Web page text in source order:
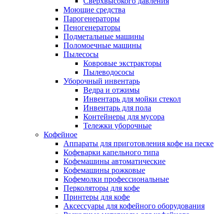
Моющие средства
Парогенераторы
Пеногенераторы
Подметальные машины
Поломоечные машины
Пылесосы
Ковровые экстракторы
Пылеводососы
Уборочный инвентарь
Ведра и отжимы
Инвентарь для мойки стекол
Инвентарь для пола
Контейнеры для мусора
Тележки уборочные
Кофейное
Аппараты для приготовления кофе на песке
Кофеварки капельного типа
Кофемашины автоматические
Кофемашины рожковые
Кофемолки профессиональные
Перколяторы для кофе
Принтеры для кофе
Аксессуары для кофейного оборудования